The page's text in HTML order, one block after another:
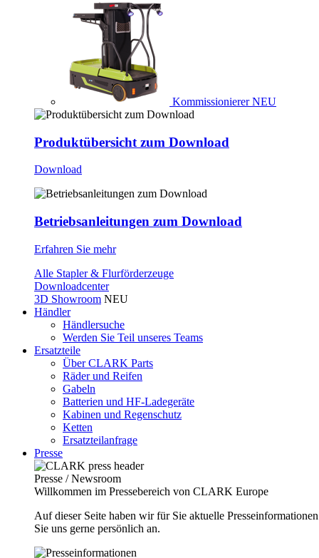
Kommissionierer NEU
Produktübersicht zum Download
Download
Betriebsanleitungen zum Download
Erfahren Sie mehr
Alle Stapler & Flurförderzeuge
Downloadcenter
3D Showroom NEU
Händler
Händlersuche
Werden Sie Teil unseres Teams
Ersatzteile
Über CLARK Parts
Räder und Reifen
Gabeln
Batterien und HF-Ladegeräte
Kabinen und Regenschutz
Ketten
Ersatzteilanfrage
Presse
Presse / Newsroom
Willkommen im Pressebereich von CLARK Europe
Auf dieser Seite haben wir für Sie aktuelle
Sie uns gerne persönlich an.